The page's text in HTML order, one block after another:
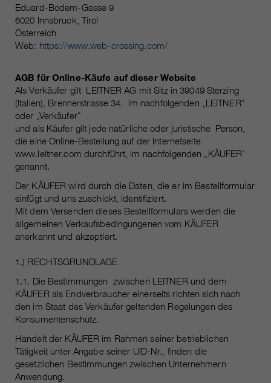
Eduard-Bodem-Gasse 9
6020 Innsbruck, Tirol
Österreich
Web: https://www.web-crossing.com/
AGB für Online-Käufe auf dieser Website
Als Verkäufer gilt LEITNER AG mit Sitz in 39049 Sterzing
(Italien), Brennerstrasse 34, im nachfolgenden „LEITNER“
oder „Verkäufer“
und als Käufer gilt jede natürliche oder juristische Person,
die eine Online-Bestellung auf der Internetseite
www.leitner.com durchführt, im nachfolgenden „KÄUFER“
genannt.
Der KÄUFER wird durch die Daten, die er im Bestellformular
einfügt und uns zuschickt, identifiziert.
Mit dem Versenden dieses Bestellformulars werden die
allgemeinen Verkaufsbedingungenen vom KÄUFER
anerkannt und akzeptiert.
1.) RECHTSGRUNDLAGE
1.1. Die Bestimmungen zwischen LEITNER und dem
KÄUFER als Endverbraucher einerseits richten sich nach
den im Staat des Verkäufer geltenden Regelungen des
Konsumentenschutz.
Handelt der KÄUFER im Rahmen seiner betrieblichen
Tätigkeit unter Angabe seiner UID-Nr., finden die
gesetzlichen Bestimmungen zwischen Unternehmern
Anwendung.
Zweck
schützen, welches durch Spam-
Bots verursacht wird.
Name cookie_optin
Anbieter
Laufzeit 30 Tage
gewählten Cookie-Einstellungen.
Name
_ga, _gid, _gat, __utma, __utmb,
Laufzeit
Mehrere - variieren zwischen 2
Jahren und 6 Monaten oder noch
Zweck
Diese Cookies werden von Google
Analytics verwendet, um
sammeln, einschließlich
persönlicher und nicht-
personenbezogener Informationen.
Weitere Informationen finden Sie in
von Google Analytics unter
Gesammelte nicht
personenbezogene Daten werden
verwendet, um Berichte über die
Nutzung der Website zu erstellen,
die uns helfen, unsere Websites /
Apps zu verbessern. Diese
Informationen werden auch an
Cookie-Informationen